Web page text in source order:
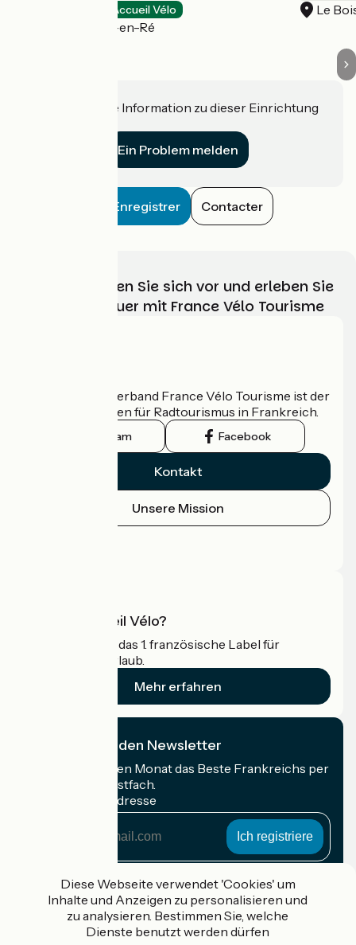
Accueil Vélo
Le Bois-Plage-en-Ré
Le
Haben Sie eine Information zu dieser Einrichtung
Ein Problem melden
Enregistrer Contacter
Wählen, bereiten Sie sich vor und erleben Sie
Ihr Radabenteuer mit France Vélo Tourisme
Der nationale Verband France Vélo Tourisme ist der
offizielle Leitfaden für Radtourismus in Frankreich.
Instagram Facebook
Kontakt
Unsere Mission
Was ist Accueil Vélo?
Accueil Vélo ist das 1. französische Label für
Radfahrer im Urlaub.
Mehr erfahren
Ich abonniere den Newsletter
Erhalten Sie jeden Monat das Beste Frankreichs per
Rad in Ihrem Postfach.
Meine E-Mail-Adresse
Adresse
Gefördert im Rahmen von Destination France
Diese Webseite verwendet 'Cookies' um
Inhalte und Anzeigen zu personalisieren und
zu analysieren. Bestimmen Sie, welche
Dienste benutzt werden dürfen